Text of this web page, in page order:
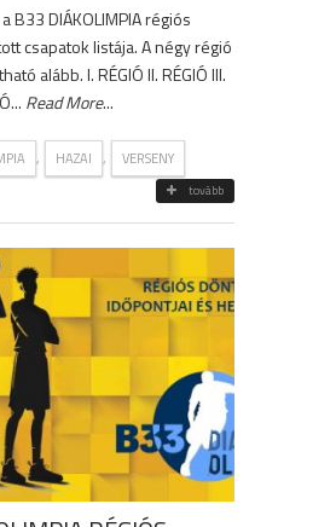
B33 DIÁKOLIMPIA régiós
csapatok listája. A négy régió
alább. I. RÉGIÓ II. RÉGIÓ III.
Read More...
, HAZAI , VERSENY
tovább